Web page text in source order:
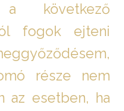
következő
fogok ejteni
része nem
az esetben, ha